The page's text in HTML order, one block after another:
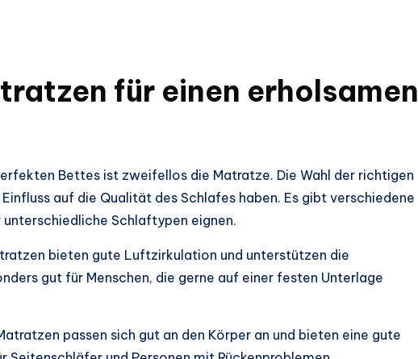
für einen erholsamen
Bettes ist zweifellos die Matratze. Die Wahl der richtigen
auf die Qualität des Schlafes haben. Es gibt verschiedene
Schlaftypen eignen.
bieten gute Luftzirkulation und unterstützen die
gut für Menschen, die gerne auf einer festen Unterlage
passen sich gut an den Körper an und bieten eine gute